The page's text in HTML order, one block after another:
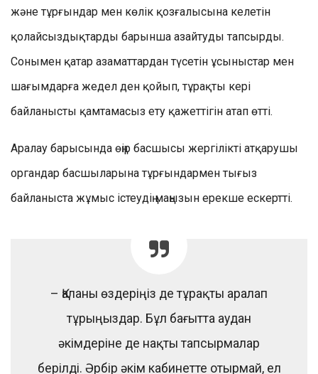
және тұрғындар мен көлік қозғалысына келетін
қолайсыздықтарды барынша азайтуды тапсырды.
Сонымен қатар азаматтардан түсетін ұсыныстар мен
шағымдарға жедел ден қойып, тұрақты кері
байланысты қамтамасыз ету қажеттігін атап өтті.
Аралау барысында өңір басшысы жергілікті атқарушы
органдар басшыларына тұрғындармен тығыз
байланыста жұмыс істеудің маңызын ерекше ескертті.
– Қаланы өздеріңіз де тұрақты аралап
тұрыңыздар. Бұл бағытта аудан
әкімдеріне де нақты тапсырмалар
берілді. Әрбір әкім кабинетте отырмай, ел